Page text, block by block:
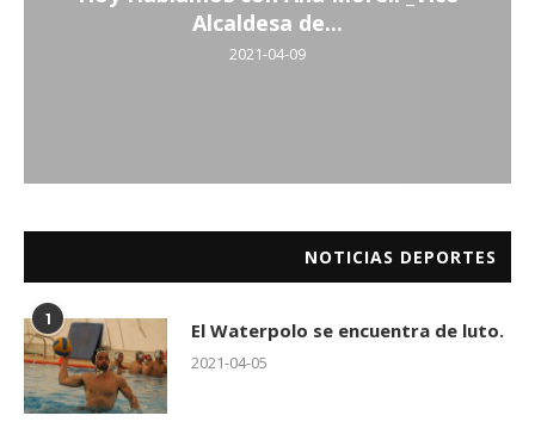
Alcaldesa de...
2021-04-09
NOTICIAS DEPORTES
1 El Waterpolo se encuentra de luto.
2021-04-05